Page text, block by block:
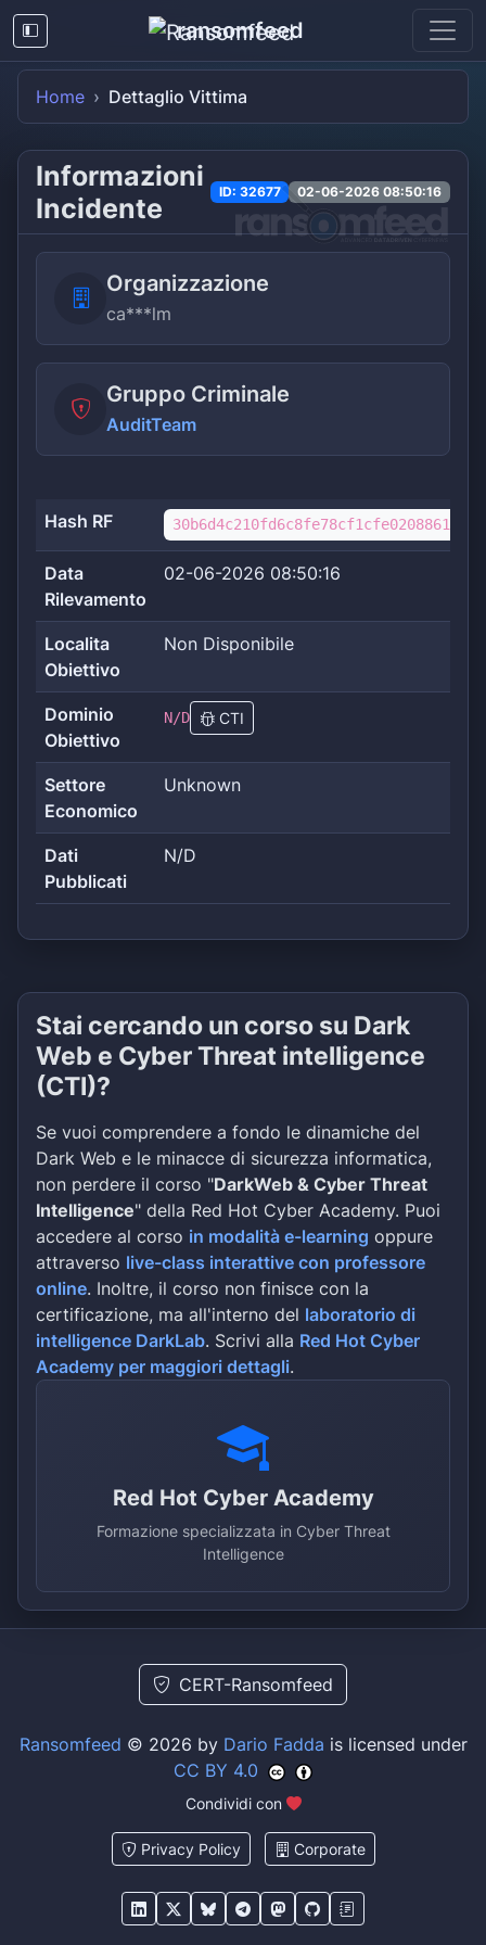
ransomfeed
Home Dettaglio Vittima
Informazioni
Incidente
ID: 32677 02-06-2026 08:50:16
Organizzazione
ca***lm
Gruppo Criminale
AuditTeam
Hash RF
Data
Rilevamento
02-06-2026 08:50:16
Localita
Obiettivo
Non Disponibile
Dominio
Obiettivo
N/D CTI
Settore
Economico
Unknown
Dati
Pubblicati
N/D
Stai cercando un corso su Dark
Web e Cyber Threat intelligence
(CTI)?
Se vuoi comprendere a fondo le dinamiche del
Dark Web e le minacce di sicurezza informatica,
non perdere il corso "DarkWeb & Cyber Threat
Intelligence" della Red Hot Cyber Academy. Puoi
accedere al corso in modalità e-learning oppure
attraverso live-class interattive con professore
online. Inoltre, il corso non finisce con la
certificazione, ma all'interno del laboratorio di
intelligence DarkLab. Scrivi alla Red Hot Cyber
Academy per maggiori dettagli.
Red Hot Cyber Academy
Formazione specializzata in Cyber Threat
Intelligence
CERT-Ransomfeed
Ransomfeed © 2026 by Dario Fadda is licensed under
CC BY 4.0
Condividi con
Privacy Policy Corporate